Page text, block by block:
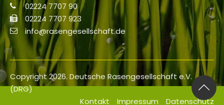
02224 7707 90
02224 7707 923
info@rasengesellschaft.de
Copyright 2026. Deutsche Rasengesellschaft e.V.
(DRG)
Kontakt
Impressum Datenschutz